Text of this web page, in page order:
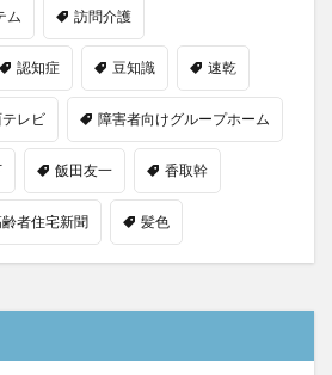
ム 訪問介護
認知症 豆知識 速乾
レビ 障害者向けグループホーム
飯田友一 香取幹
者住宅新聞 髪色